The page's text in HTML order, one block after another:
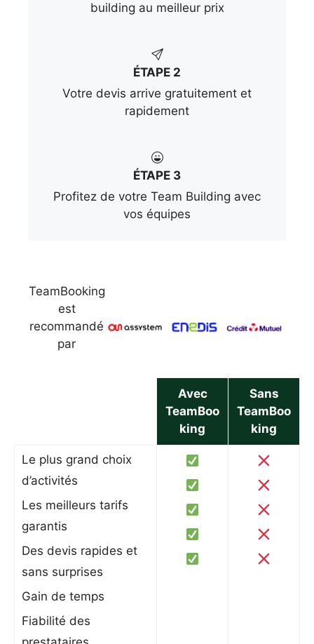
building au meilleur prix
ÉTAPE 2
Votre devis arrive gratuitement et
rapidement
ÉTAPE 3
Profitez de votre Team Building avec
vos équipes
TeamBooking
est
recommandé
par
Avec
TeamBoo
king
Sans
TeamBoo
king
Le plus grand choix
d’activités
Les meilleurs tarifs
garantis
Des devis rapides et
sans surprises
Gain de temps
Fiabilité des